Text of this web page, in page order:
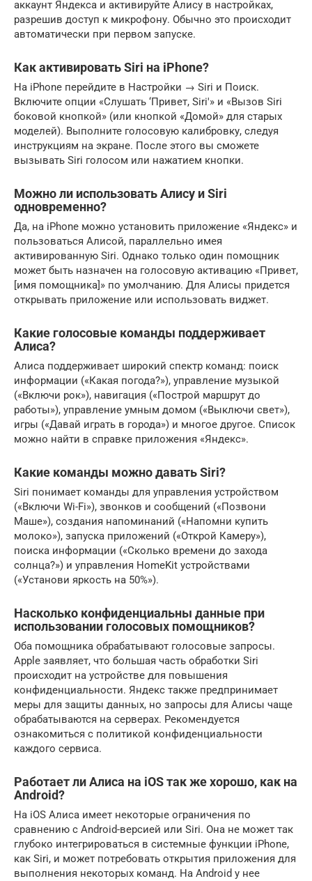
аккаунт Яндекса и активируйте Алису в настройках,
разрешив доступ к микрофону. Обычно это происходит
автоматически при первом запуске.
Как активировать Siri на iPhone?
На iPhone перейдите в Настройки → Siri и Поиск.
Включите опции «Слушать ‘Привет, Siri'» и «Вызов Siri
боковой кнопкой» (или кнопкой «Домой» для старых
моделей). Выполните голосовую калибровку, следуя
инструкциям на экране. После этого вы сможете
вызывать Siri голосом или нажатием кнопки.
Можно ли использовать Алису и Siri
одновременно?
Да, на iPhone можно установить приложение «Яндекс» и
пользоваться Алисой, параллельно имея
активированную Siri. Однако только один помощник
может быть назначен на голосовую активацию «Привет,
[имя помощника]» по умолчанию. Для Алисы придется
открывать приложение или использовать виджет.
Какие голосовые команды поддерживает
Алиса?
Алиса поддерживает широкий спектр команд: поиск
информации («Какая погода?»), управление музыкой
(«Включи рок»), навигация («Построй маршрут до
работы»), управление умным домом («Выключи свет»),
игры («Давай играть в города») и многое другое. Список
можно найти в справке приложения «Яндекс».
Какие команды можно давать Siri?
Siri понимает команды для управления устройством
(«Включи Wi-Fi»), звонков и сообщений («Позвони
Маше»), создания напоминаний («Напомни купить
молоко»), запуска приложений («Открой Камеру»),
поиска информации («Сколько времени до захода
солнца?») и управления HomeKit устройствами
(«Установи яркость на 50%»).
Насколько конфиденциальны данные при
использовании голосовых помощников?
Оба помощника обрабатывают голосовые запросы.
Apple заявляет, что большая часть обработки Siri
происходит на устройстве для повышения
конфиденциальности. Яндекс также предпринимает
меры для защиты данных, но запросы для Алисы чаще
обрабатываются на серверах. Рекомендуется
ознакомиться с политикой конфиденциальности
каждого сервиса.
Работает ли Алиса на iOS так же хорошо, как на
Android?
На iOS Алиса имеет некоторые ограничения по
сравнению с Android-версией или Siri. Она не может так
глубоко интегрироваться в системные функции iPhone,
как Siri, и может потребовать открытия приложения для
выполнения некоторых команд. На Android у нее